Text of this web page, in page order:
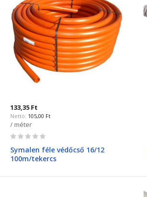
133,35 Ft
105,00 Ft
/ méter
Rating:
Symalen féle védőcső 16/12
100m/tekercs